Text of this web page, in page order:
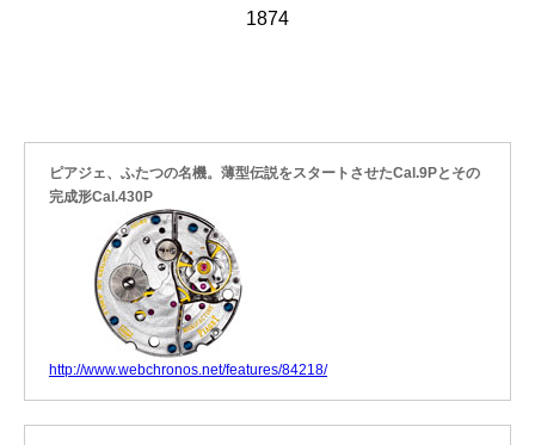
1874
ピアジェ、ふたつの名機。薄型伝説をスタートさせたCal.9Pとその
完成形Cal.430P
http://www.webchronos.net/features/84218/